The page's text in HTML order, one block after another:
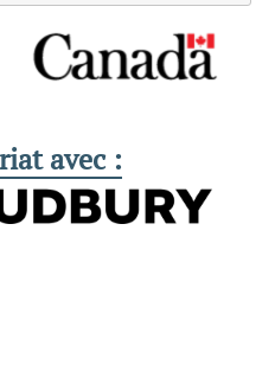
avec :